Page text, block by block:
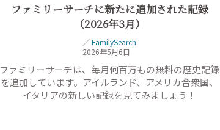
ファミリーサーチに新たに追加された記録
（2026年3月）
／FamilySearch
2026年5月6日
ファミリーサーチは、毎月何百万もの無料の歴史記録
を追加しています。アイルランド、アメリカ合衆国、
イタリアの新しい記録を見てみましょう！